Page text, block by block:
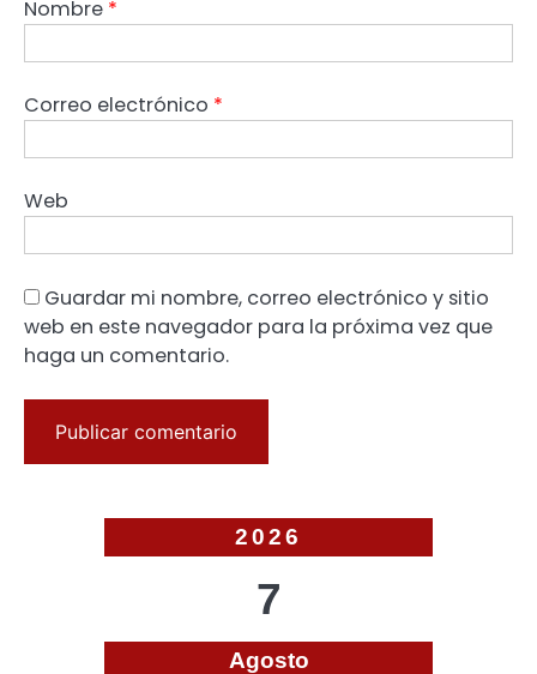
Nombre *
Correo electrónico *
Web
Guardar mi nombre, correo electrónico y sitio
web en este navegador para la próxima vez que
haga un comentario.
2026
7
Agosto